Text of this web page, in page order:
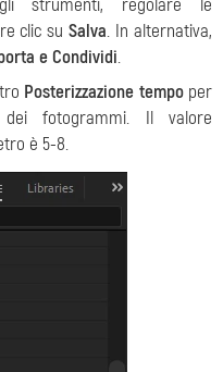
strumenti, regolare le
clic suSalva. In alternativa,
e Condividi.
Posterizzazione tempoper
fotogrammi. Il valore
è 5-8.